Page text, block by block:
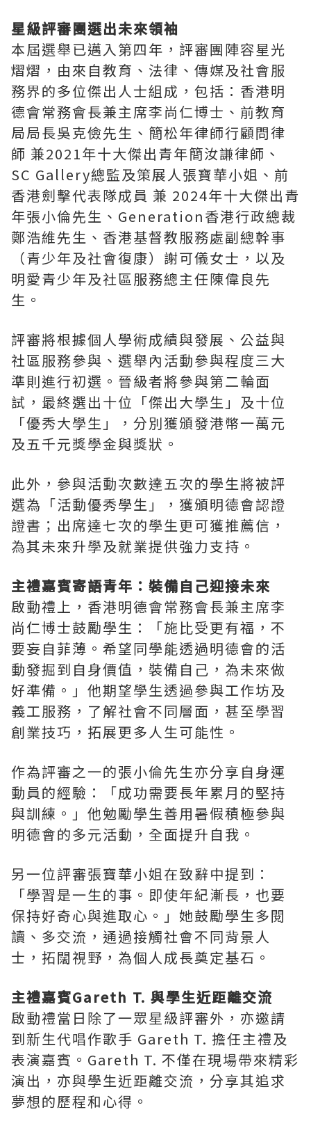
星級評審團選出未來領袖
本屆選舉已邁入第四年，評審團陣容星光
熠熠，由來自教育、法律、傳媒及社會服
務界的多位傑出人士組成，包括：香港明
德會常務會長兼主席李尚仁博士、前教育
局局長吳克儉先生、簡松年律師行顧問律
師 兼2021年十大傑出青年簡汝謙律師、
SC Gallery總監及策展人張寶華小姐、前
香港劍擊代表隊成員 兼 2024年十大傑出青
年張小倫先生、Generation香港行政總裁
鄭浩維先生、香港基督教服務處副總幹事
（青少年及社會復康）謝可儀女士，以及
明愛青少年及社區服務總主任陳偉良先
生。
評審將根據個人學術成績與發展、公益與
社區服務參與、選舉內活動參與程度三大
準則進行初選。晉級者將參與第二輪面
試，最終選出十位「傑出大學生」及十位
「優秀大學生」，分別獲頒發港幣一萬元
及五千元獎學金與獎狀。
此外，參與活動次數達五次的學生將被評
選為「活動優秀學生」，獲頒明德會認證
證書；出席達七次的學生更可獲推薦信，
為其未來升學及就業提供強力支持。
主禮嘉賓寄語青年：裝備自己迎接未來
啟動禮上，香港明德會常務會長兼主席李
尚仁博士鼓勵學生：「施比受更有福，不
要妄自菲薄。希望同學能透過明德會的活
動發掘到自身價值，裝備自己，為未來做
好準備。」他期望學生透過參與工作坊及
義工服務，了解社會不同層面，甚至學習
創業技巧，拓展更多人生可能性。
作為評審之一的張小倫先生亦分享自身運
動員的經驗：「成功需要長年累月的堅持
與訓練。」他勉勵學生善用暑假積極參與
明德會的多元活動，全面提升自我。
另一位評審張寶華小姐在致辭中提到：
「學習是一生的事。即使年紀漸長，也要
保持好奇心與進取心。」她鼓勵學生多閱
讀、多交流，通過接觸社會不同背景人
士，拓闊視野，為個人成長奠定基石。
主禮嘉賓Gareth T. 與學生近距離交流
啟動禮當日除了一眾星級評審外，亦邀請
到新生代唱作歌手 Gareth T. 擔任主禮及
表演嘉賓。Gareth T. 不僅在現場帶來精彩
演出，亦與學生近距離交流，分享其追求
夢想的歷程和心得。